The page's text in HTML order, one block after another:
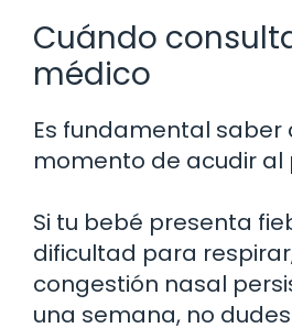
Cuándo
médico
Es fundamental saber
momento de acudir al
Si tu bebé presenta
dificultad para
congestión nasal
una semana, no